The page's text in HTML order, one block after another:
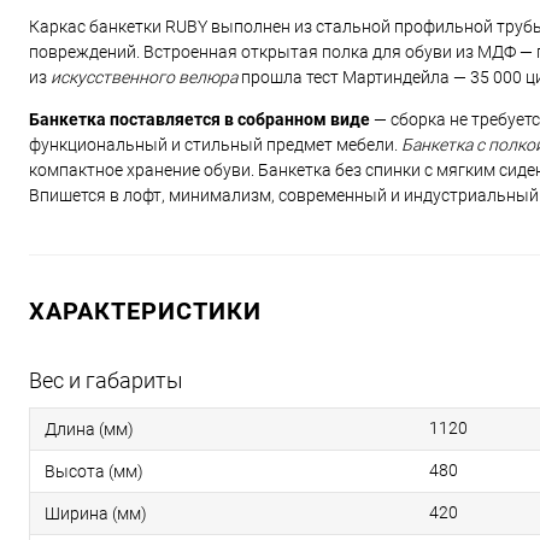
Каркас банкетки RUBY выполнен из стальной профильной
повреждений. Встроенная открытая полка для обуви из МДФ —
из искусственного велюрапрошла тест Мартиндейла — 35 000
Банкетка поставляется в собранном виде— сборка не
функциональный и стильный предмет мебели. Банкетка с
компактное хранение обуви. Банкетка без спинки с мягким
Впишется в лофт, минимализм, современный и индустриальный
ХАРАКТЕРИСТИКИ
Вес и габариты
Длина (мм) 1120
Высота (мм) 480
Ширина (мм) 420